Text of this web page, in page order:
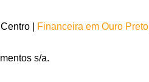
| Financeira em Ouro Preto
s/a.